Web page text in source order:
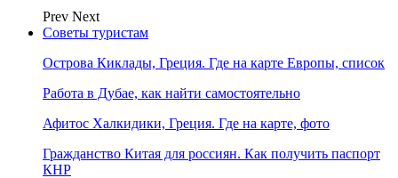
Prev Next
Советы туристам
Острова Киклады, Греция. Где на карте Европы, список
Работа в Дубае, как найти самостоятельно
Афитос Халкидики, Греция. Где на карте, фото
Гражданство Китая для россиян. Как получить паспорт
КНР